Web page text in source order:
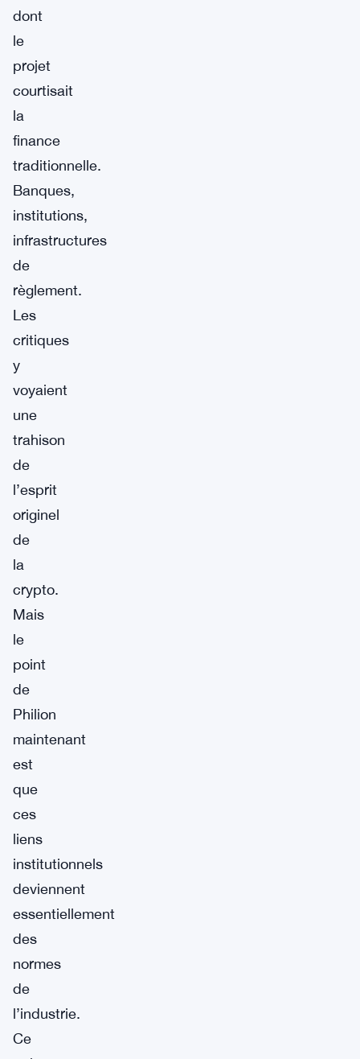
dont
le
projet
courtisait
la
finance
traditionnelle.
Banques,
institutions,
infrastructures
de
règlement.
Les
critiques
y
voyaient
une
trahison
de
l’esprit
originel
de
la
crypto.
Mais
le
point
de
Philion
maintenant
est
que
ces
liens
institutionnels
deviennent
essentiellement
des
normes
de
l’industrie.
Ce